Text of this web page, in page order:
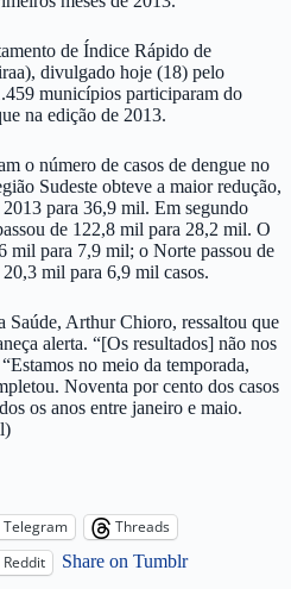
de Índice Rápido de
divulgado hoje (18) pelo
municípios participaram do
na edição de 2013.
o número de casos de dengue no
Sudeste obteve a maior redução,
para 36,9 mil. Em segundo
de 122,8 mil para 28,2 mil. O
mil para 7,9 mil; o Norte passou de
mil para 6,9 mil casos.
Saúde, Arthur Chioro, ressaltou que
alerta. “[Os resultados] não nos
no meio da temporada,
Noventa por cento dos casos
os anos entre janeiro e maio.
Telegram
Threads
Reddit Share on Tumblr